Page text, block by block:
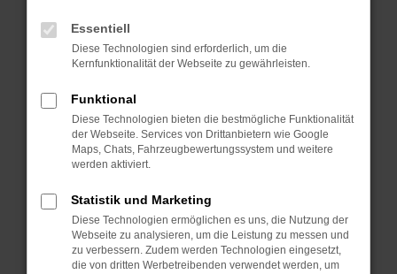
Fehler: Network Error
Beim Laden ist ein Fehler aufgetreten.
Hier sind ein paar Tipps, die dir helfen können:
Überprüfe deine Firewall und deine
Internetverbindung.
Laden andere Webseiten, zum Beispiel deine
Suchmaschine?
Manche Erweiterungen, wie Werbeblocker,
können das Laden bestimmter Seiten
verhindern. Funktioniert die Seite in einem
anderen Browser oder in einem privaten
Essentiell
Diese Technologien sind erforderlich, um die
Kernfunktionalität der Webseite zu gewährleisten.
Funktional
Diese Technologien bieten die bestmögliche Funktionalität
der Webseite. Services von Drittanbietern wie Google
Maps, Chats, Fahrzeugbewertungssystem und weitere
werden aktiviert.
Statistik und Marketing
Diese Technologien ermöglichen es uns, die Nutzung der
Webseite zu analysieren, um die Leistung zu messen und
zu verbessern. Zudem werden Technologien eingesetzt,
die von dritten Werbetreibenden verwendet werden, um